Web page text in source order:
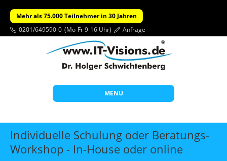
Mehr als 75.000 Teilnehmer in 30 Jahren
0201/649590-0 (Mo-Fr 9-16 Uhr) Anfrage
MENU
Start
Themen
Individuelle Schulung oder Beratungs-
Workshop - In-House oder online